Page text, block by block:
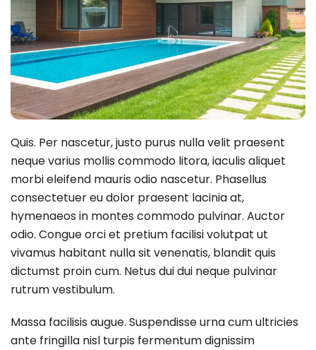
Quis. Per nascetur, justo purus nulla velit praesent
neque varius mollis commodo litora, iaculis aliquet
morbi eleifend mauris odio nascetur. Phasellus
consectetuer eu dolor praesent lacinia at,
hymenaeos in montes commodo pulvinar. Auctor
odio. Congue orci et pretium facilisi volutpat ut
vivamus habitant nulla sit venenatis, blandit quis
dictumst proin cum. Netus dui dui neque pulvinar
rutrum vestibulum.
Massa facilisis augue. Suspendisse urna cum ultricies
ante fringilla nisl turpis fermentum dignissim